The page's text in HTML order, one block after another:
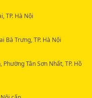
TP. Hà Nội
Bà Trưng, TP. Hà Nội
Tân Sơn Nhất, TP. Hồ